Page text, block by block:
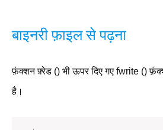
बाइनरी फ़ाइल से पढ़ना
फ़ंक्शन फ़्रेड () भी ऊपर दिए गए fwrite ()
है।